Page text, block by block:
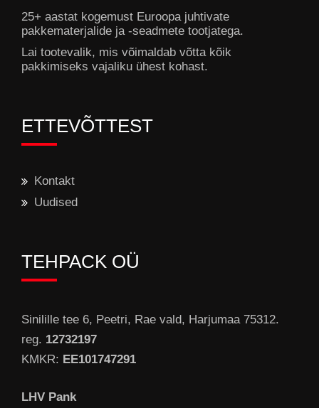
25+ aastat kogemust Euroopa juhtivate
pakkematerjalide ja -seadmete tootjatega.
Lai tootevalik, mis võimaldab võtta kõik
pakkimiseks vajaliku ühest kohast.
ETTEVÕTTEST
Kontakt
Uudised
TEHPACK OÜ
Sinilille tee 6, Peetri, Rae vald, Harjumaa 75312.
reg. 12732197
KMKR: EE101747291
LHV Pank